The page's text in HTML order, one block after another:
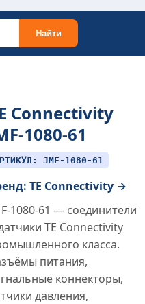
Найти
Connectivity
1080-61
JMF-1080-61
TE Connectivity →
1080-61 — соединители
TE Connectivity
класса.
питания,
коннекторы,
давления,